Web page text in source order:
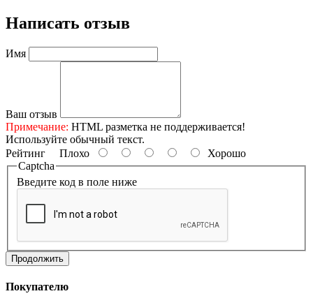
Написать отзыв
Имя
Ваш отзыв
Примечание: HTML разметка не поддерживается!
Используйте обычный текст.
Рейтинг Плохо
Хорошо
Captcha
Введите код в поле ниже
Продолжить
Покупателю